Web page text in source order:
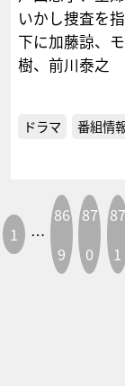
いかし捜査を
下に加藤諒、
樹、前川泰之
ドラマ 番組情
1 …
86
9
87
0
87
1